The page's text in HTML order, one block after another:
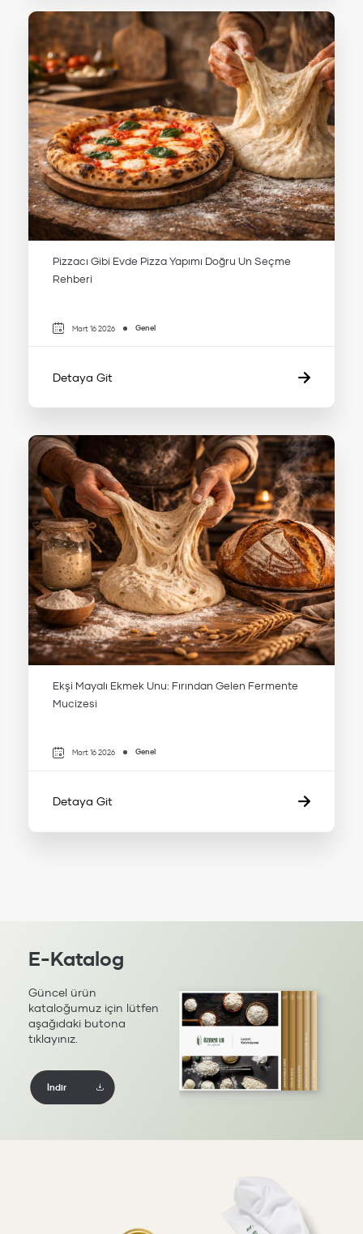
Pizzacı Gibi Evde Pizza Yapımı Doğru Un Seçme
Rehberi
Mart 16 2026 Genel
Detaya Git
Ekşi Mayalı Ekmek Unu: Fırından Gelen Fermente
Mucizesi
Mart 16 2026 Genel
Detaya Git
E-Katalog
Güncel ürün
kataloğumuz için lütfen
aşağıdaki butona
tıklayınız.
İndir